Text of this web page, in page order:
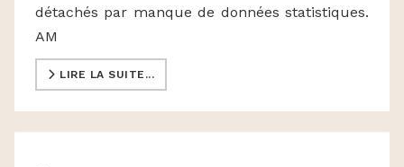
détachés par manque de données statistiques.
AM
LIRE LA SUITE...